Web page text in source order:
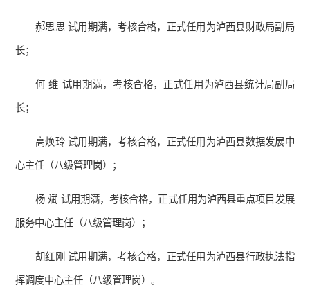
郝思思 试用期满，考核合格，正式任用为泸西县财政局副局
长；
何 维 试用期满，考核合格，正式任用为泸西县统计局副局
长；
高焕玲 试用期满，考核合格，正式任用为泸西县数据发展中
心主任（八级管理岗）；
杨 斌 试用期满，考核合格，正式任用为泸西县重点项目发展
服务中心主任（八级管理岗）；
胡红刚 试用期满，考核合格，正式任用为泸西县行政执法指
挥调度中心主任（八级管理岗）。